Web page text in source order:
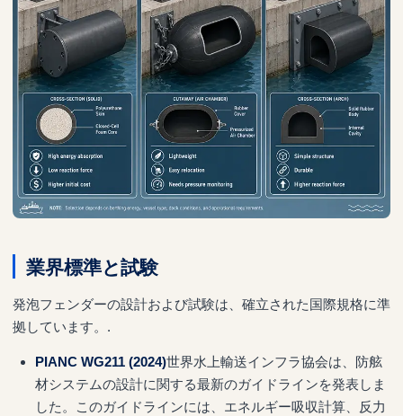
業界標準と試験
発泡フェンダーの設計および試験は、確立された国際規格に準
拠しています。.
PIANC WG211 (2024)世界水上輸送インフラ協会は、防舷
材システムの設計に関する最新のガイドラインを発表しま
した。このガイドラインには、エネルギー吸収計算、反力